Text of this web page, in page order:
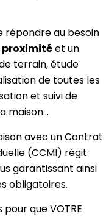
répondre au besoin
proximitéet un
terrain, étude
de toutes les
et suivi de
maison…
avec un Contrat
(CCMI) régit
garantissant ainsi
obligatoires.
que VOTRE